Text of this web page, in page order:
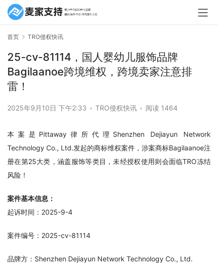
首页 TRO侵权快讯
25-cv-81114，国人婴幼儿服饰品牌
Bagilaanoe跨境维权，跨境卖家注意排
雷！
2025年9月10日 下午2:33 • TRO侵权快讯 • 阅读 1464
本案是Pittaway律所代理Shenzhen Dejiayun Network
Technology Co., Ltd.发起的商标维权案件，涉案商标Bagilaanoe注
册在第25大类，涵盖服饰等类目，未经授权使用则会面临TRO冻结
风险！
案件基本信息：
起诉时间：2025-9-4
案件编号：2025-cv-81114
品牌方：Shenzhen Dejiayun Network Technology Co., Ltd.